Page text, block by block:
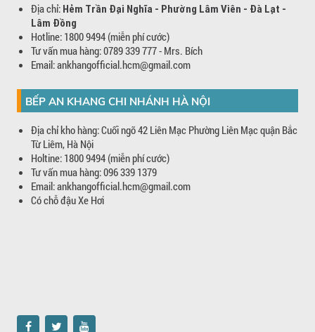
Địa chỉ: Hẻm Trần Đại Nghĩa - Phường Lâm Viên - Đà Lạt -
Lâm Đồng
Hotline: 1800 9494 (miễn phí cước)
Tư vấn mua hàng: 0789 339 777 - Mrs. Bích
Email: ankhangofficial.hcm@gmail.com
BẾP AN KHANG CHI NHÁNH HÀ NỘI
Địa chỉ kho hàng: Cuối ngõ 42 Liên Mạc Phường Liên Mạc quận Bắc
Từ Liêm, Hà Nội
Holtine: 1800 9494 (miễn phí cước)
Tư vấn mua hàng: 096 339 1379
Email: ankhangofficial.hcm@gmail.com
Có chỗ đậu Xe Hơi